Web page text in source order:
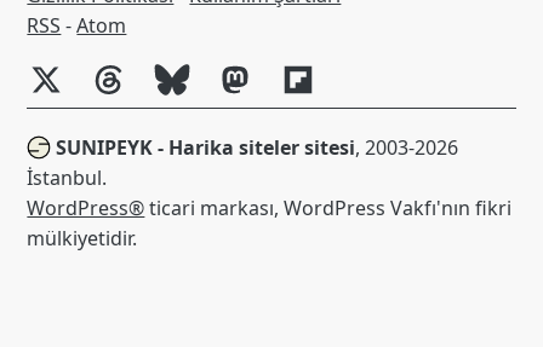
RSS
RSS -Atom
SUNIPEYK - Harika siteler sitesi, 2003-2026
İstanbul.
WordPress®ticari markası, WordPress Vakfı'nın fikri
mülkiyetidir.